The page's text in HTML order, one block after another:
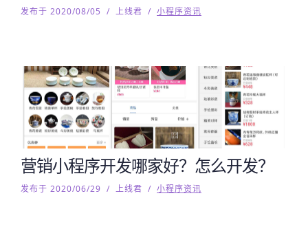
发布于 2020/08/05 / 上线君 / 小程序资讯
营销小程序开发哪家好？怎么开发？
发布于 2020/06/29 / 上线君 / 小程序资讯